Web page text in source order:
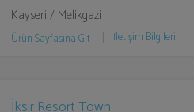
Kayseri / Melikgazi
Ürün Sayfasına Git İletişim Bilgileri
İksir Resort Town